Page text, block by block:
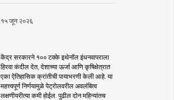
१५ जून २०२६
केंद्र सरकारने १०० टक्के इथेनॉल इंधनवापराला
हिरवा कंदील देत, देशाच्या ऊर्जा आणि कृषिक्षेत्रात
एका ऐतिहासिक क्रांतीची पायाभरणी केली आहे. या
महत्त्वपूर्ण निर्णयामुळे पेट्रोलवरील अवलंबित्व
लक्षणीयरीत्या कमी होईल. पुढील दोन महिन्यांतच